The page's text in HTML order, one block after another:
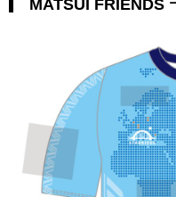
MATSUI FRIENDS